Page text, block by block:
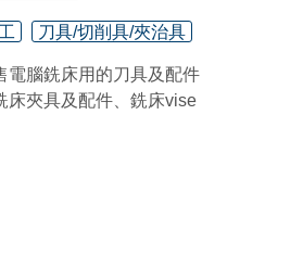
刀具/切削具/夾治具
電腦銑床用的刀具及配件
床夾具及配件、銑床vise